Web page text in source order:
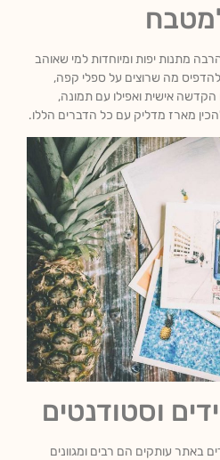
מתנות יפות ומיוחדות למי שאוהב
מה שרוצים על ספלי קפה,
אישית ואפילו עם תמונה,
מארז מדליק עם כל הדברים הללו.
וסטודנטים
באתר עותקים הם רבים ומגוונים